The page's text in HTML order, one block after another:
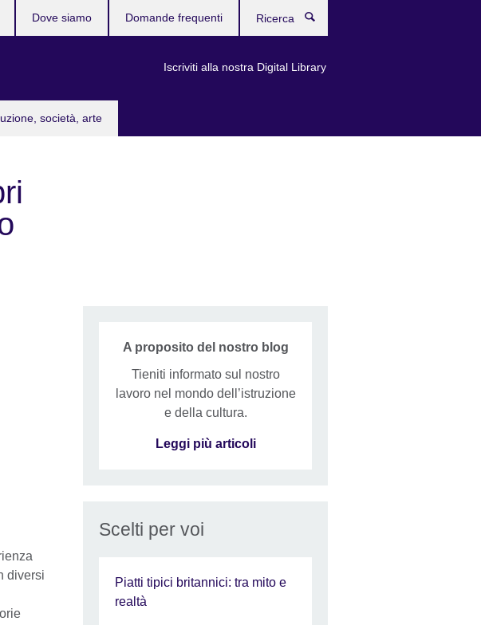
società, arte
Iscriviti alla nostra Digital Library
Dove siamo Domande frequenti
diversi
A proposito del nostro blog
Tieniti informato sul nostro
lavoro nel mondo dell’istruzione
e della cultura.
Leggi più articoli
Scelti per voi
Piatti tipici britannici: tra mito e
realtà